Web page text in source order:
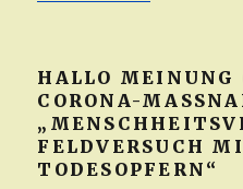
HALLO
CORONA-
ELDVERSUCH
ODESOPFERN“